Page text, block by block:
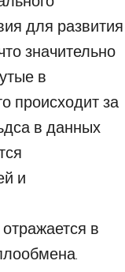
для развития
значительно
в
происходит за
в данных
и
в